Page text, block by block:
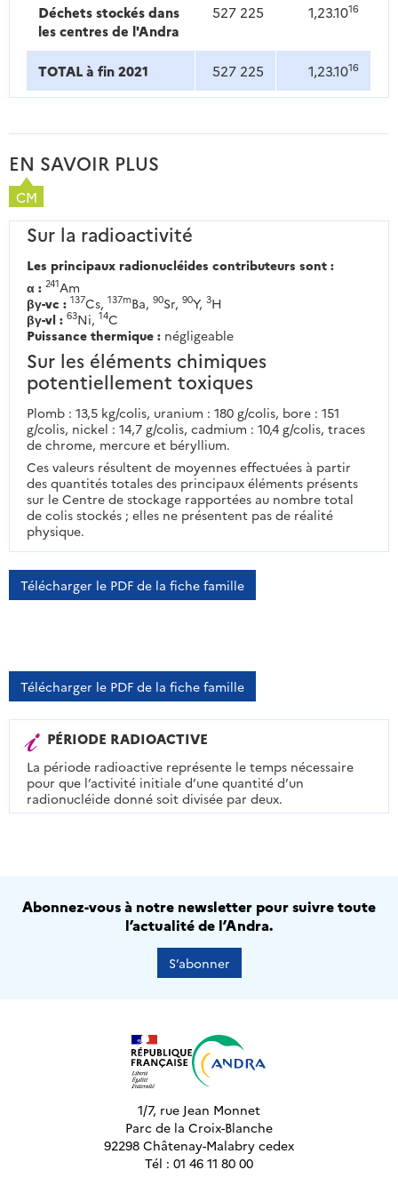
Déchets stockés dans
les centres de l'Andra
527 225 1,23.1016
TOTAL à fin 2021 527 225 1,23.1016
EN SAVOIR PLUS
CM
Sur la radioactivité
Les principaux radionucléides contributeurs sont :
α : 241Am
βγ-vc : 137Cs, 137mBa, 90Sr, 90Y, 3H
βγ-vl : 63Ni, 14C
Puissance thermique : négligeable
Sur les éléments chimiques
potentiellement toxiques
Plomb : 13,5 kg/colis, uranium : 180 g/colis, bore : 151
g/colis, nickel : 14,7 g/colis, cadmium : 10,4 g/colis, traces
de chrome, mercure et béryllium.
Ces valeurs résultent de moyennes effectuées à partir
des quantités totales des principaux éléments présents
sur le Centre de stockage rapportées au nombre total
de colis stockés ; elles ne présentent pas de réalité
physique.
Télécharger le PDF de la fiche famille
Télécharger le PDF de la fiche famille
PÉRIODE RADIOACTIVE
La période radioactive représente le temps nécessaire
pour que l’activité initiale d’une quantité d’un
radionucléide donné soit divisée par deux.
Abonnez-vous à notre newsletter pour suivre toute
l’actualité de l’Andra.
S’abonner
1/7, rue Jean Monnet
Parc de la Croix-Blanche
92298 Châtenay-Malabry cedex
Tél : 01 46 11 80 00